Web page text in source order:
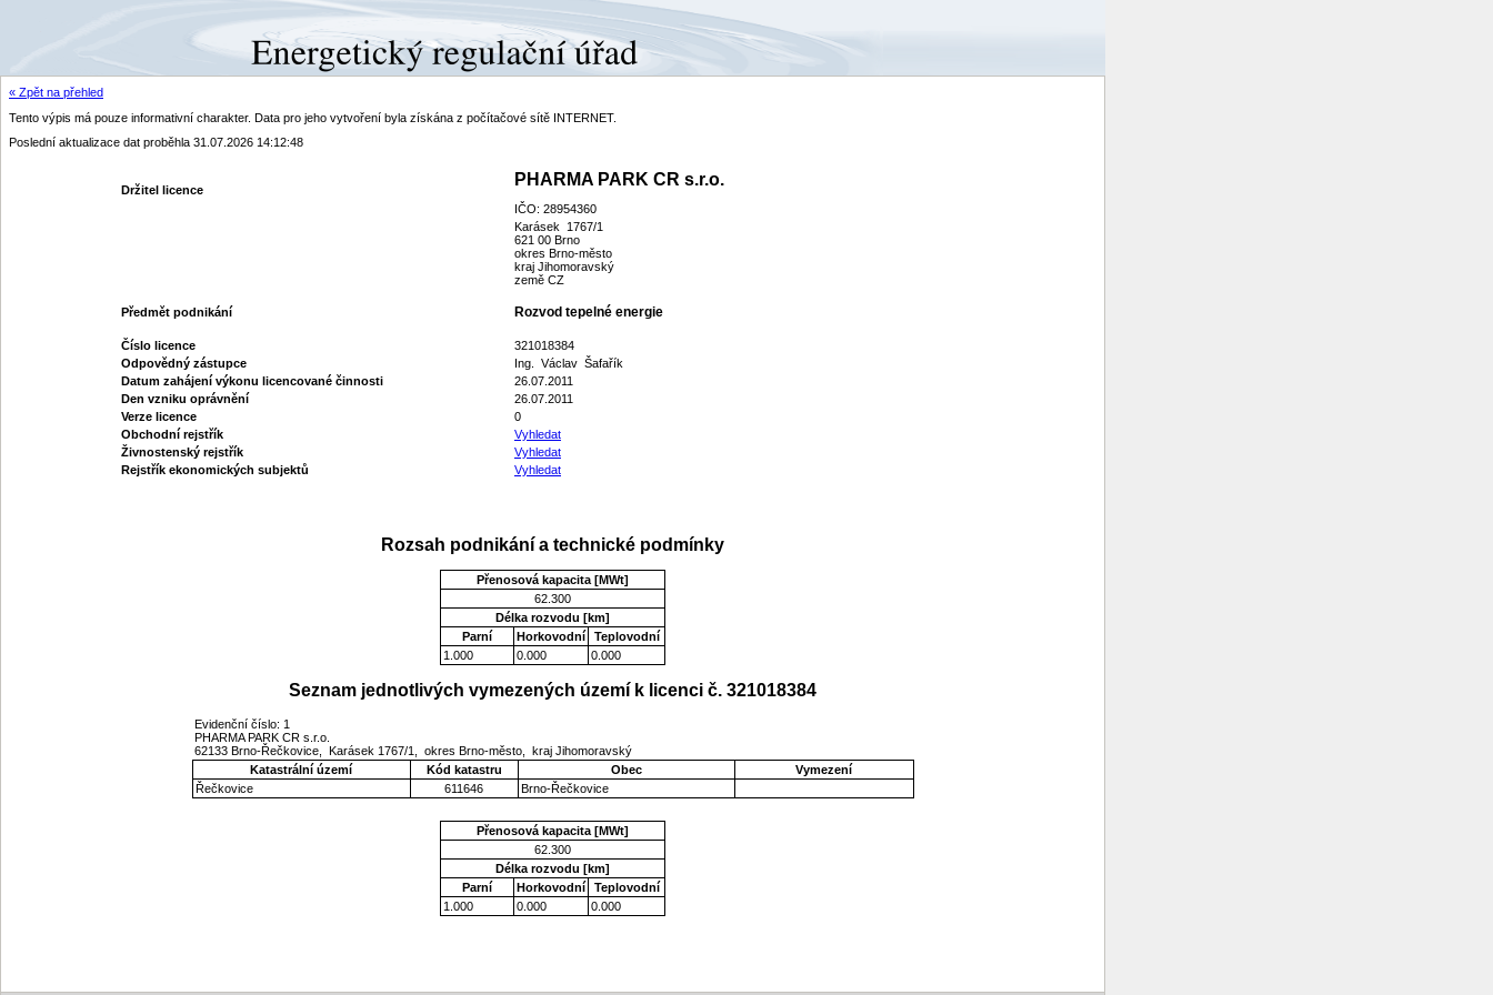
« Zpět na přehled
Tento výpis má pouze informativní charakter. Data pro jeho vytvoření byla získána z počítačové sítě INTERNET.
Poslední aktualizace dat proběhla 31.07.2026 14:12:48
Držitel licence
PHARMA PARK CR s.r.o.
IČO: 28954360
Karásek 1767/1
621 00 Brno
okres Brno-město
kraj Jihomoravský
země CZ
Předmět podnikání Rozvod tepelné energie
Číslo licence
321018384
Odpovědný zástupce
Ing. Václav Šafařík
Datum zahájení výkonu licencované činnosti
26.07.2011
Den vzniku oprávnění
26.07.2011
Verze licence
0
Obchodní rejstřík
Vyhledat
Živnostenský rejstřík
Vyhledat
Rejstřík ekonomických subjektů
Vyhledat
Rozsah podnikání a technické podmínky
Přenosová kapacita [MWt]
62.300
Délka rozvodu [km]
Parní
Horkovodní
Teplovodní
1.000
0.000 0.000
Seznam jednotlivých vymezených území k licenci č. 321018384
Evidenční číslo: 1
PHARMA PARK CR s.r.o.
62133 Brno-Řečkovice, Karásek 1767/1, okres Brno-město, kraj Jihomoravský
Katastrální území
Kód katastru Obec
Vymezení
Řečkovice
611646 Brno-Řečkovice
Přenosová kapacita [MWt]
62.300
Délka rozvodu [km]
Parní
Horkovodní
Teplovodní
1.000
0.000 0.000